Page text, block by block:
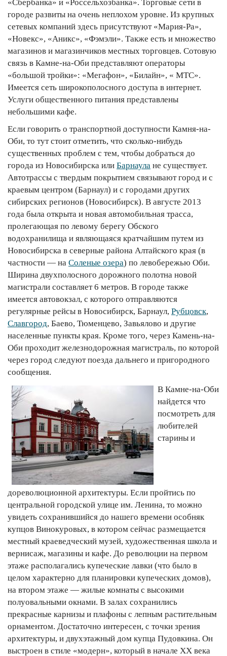
«Сбербанка» и «Россельхозбанка». Торговые сети в
городе развиты на очень неплохом уровне. Из крупных
сетевых компаний здесь присутствуют «Мария-Ра»,
«Новекс», «Аникс», «Фэмэли». Также есть и множество
магазинов и магазинчиков местных торговцев. Сотовую
связь в Камне-на-Оби представляют операторы
«большой тройки»: «Мегафон», «Билайн», « МТС».
Имеется сеть широкополосного доступа в интернет.
Услуги общественного питания представлены
небольшими кафе.
Если говорить о транспортной доступности Камня-на-
Оби, то тут стоит отметить, что сколько-нибудь
существенных проблем с тем, чтобы добраться до
города из Новосибирска или Барнаула не существует.
Автотрассы с твердым покрытием связывают город и с
краевым центром (Барнаул) и с городами других
сибирских регионов (Новосибирск). В августе 2013
года была открыта и новая автомобильная трасса,
пролегающая по левому берегу Обского
водохранилища и являющаяся кратчайшим путем из
Новосибирска в северные района Алтайского края (в
частности — на Соленые озера) по левобережью Оби.
Ширина двухполосного дорожного полотна новой
магистрали составляет 6 метров. В городе также
имеется автовокзал, с которого отправляются
регулярные рейсы в Новосибирск, Барнаул, Рубцовск,
Славгород, Баево, Тюменцево, Завьялово и другие
населенные пункты края. Кроме того, через Камень-на-
Оби проходит железнодорожная магистраль, по которой
через город следуют поезда дальнего и пригородного
сообщения.
В Камне-на-Оби
найдется что
посмотреть для
любителей
старины и
дореволюционной архитектуры. Если пройтись по
центральной городской улице им. Ленина, то можно
увидеть сохранившийся до нашего времени особняк
купцов Винокуровых, в котором сейчас размещается
местный краеведческий музей, художественная школа и
вернисаж, магазины и кафе. До революции на первом
этаже располагались купеческие лавки (что было в
целом характерно для планировки купеческих домов),
на втором этаже — жилые комнаты с высокими
полуовальными окнами. В залах сохранились
прекрасные карнизы и плафоны с лепным растительным
орнаментом. Достаточно интересен, с точки зрения
архитектуры, и двухэтажный дом купца Пудовкина. Он
выстроен в стиле «модерн», который в начале ХХ века